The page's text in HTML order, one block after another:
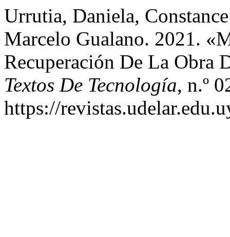
Urrutia, Daniela,
Marcelo Gualano. 2021.
Recuperación De La Obra
Textos De Tecnología, n.º
https://